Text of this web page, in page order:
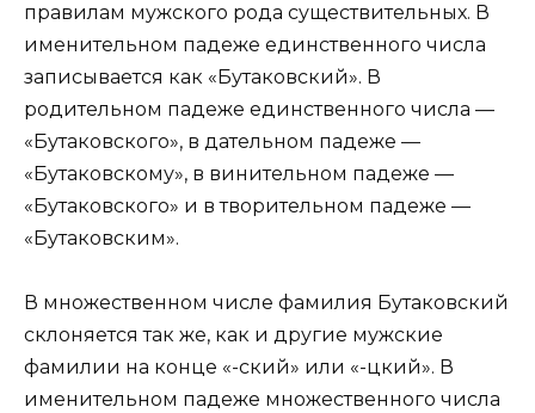
правилам мужского рода существительных. В
именительном падеже единственного числа
записывается как «Бутаковский». В
родительном падеже единственного числа —
«Бутаковского», в дательном падеже —
«Бутаковскому», в винительном падеже —
«Бутаковского» и в творительном падеже —
«Бутаковским».
В множественном числе фамилия Бутаковский
склоняется так же, как и другие мужские
фамилии на конце «-ский» или «-цкий». В
именительном падеже множественного числа